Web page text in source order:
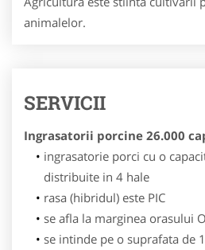
animalelor.
SERVICII
Ingrasatorii porcine 26.000
ingrasatorie porci cu o
distribuite in 4 hale
rasa (hibridul) este PIC
se afla la marginea orasului
se intinde pe o suprafata de